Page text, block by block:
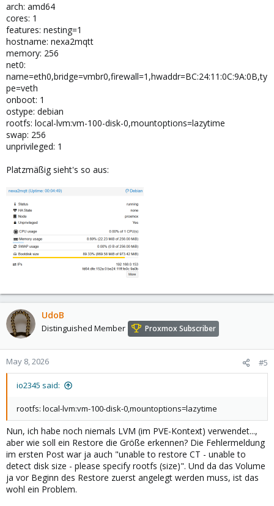
arch: amd64
cores: 1
features: nesting=1
hostname: nexa2mqtt
memory: 256
net0:
name=eth0,bridge=vmbr0,firewall=1,hwaddr=BC:24:11:0C:9A:0B,ty
pe=veth
onboot: 1
ostype: debian
rootfs: local-lvm:vm-100-disk-0,mountoptions=lazytime
swap: 256
unprivileged: 1
Platzmäßig sieht's so aus:
UdoB
Distinguished Member Proxmox Subscriber
May 8, 2026 #5
io2345 said:
rootfs: local-lvm:vm-100-disk-0,mountoptions=lazytime
Nun, ich habe noch niemals LVM (im PVE-Kontext) verwendet...,
aber wie soll ein Restore die Größe erkennen? Die Fehlermeldung
im ersten Post war ja auch "unable to restore CT - unable to
detect disk size - please specify rootfs (size)". Und da das Volume
ja vor Beginn des Restore zuerst angelegt werden muss, ist das
wohl ein Problem.